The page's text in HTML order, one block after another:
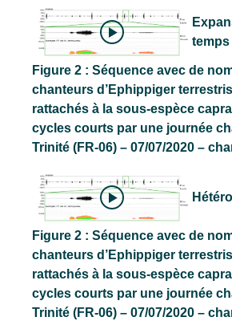
temps
Figure 2 : Séquence avec de
chanteurs d’Ephippiger
rattachés à la sous-espèce
cycles courts par une journée
Trinité (FR-06) – 07/07/2020 –
Figure 2 : Séquence avec de
chanteurs d’Ephippiger
rattachés à la sous-espèce
cycles courts par une journée
Trinité (FR-06) – 07/07/2020 –